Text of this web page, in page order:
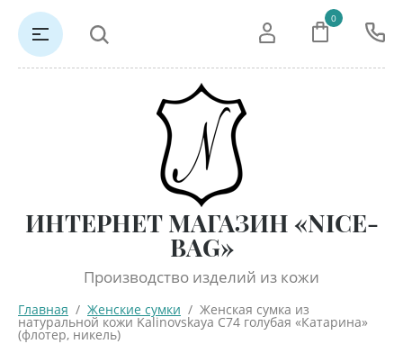
ИНТЕРНЕТ МАГАЗИН «NICE-
BAG»
Производство изделий из кожи
0
Главная
  /
Женские сумки
  /  Женская сумка из
натуральной кожи Kalinovskaya С74 голубая «Катарина»
(флотер, никель)